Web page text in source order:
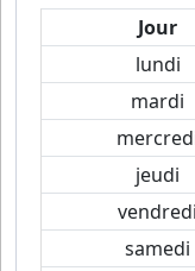
Jour
lundi
mardi
jeudi
vendredi
samedi